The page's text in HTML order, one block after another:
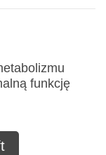
funkcję